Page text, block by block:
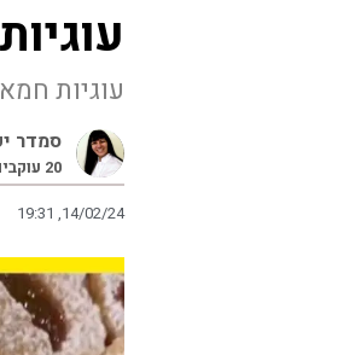
עוגיות
סמדר
20
19:31 ,14/02/24